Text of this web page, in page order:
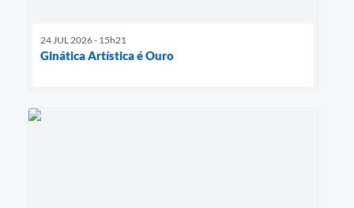
24 JUL 2026 - 15h21
Ginática Artística é Ouro